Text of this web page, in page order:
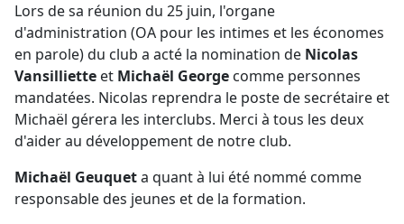
Lors de sa réunion du 25 juin, l'organe
d'administration (OA pour les intimes et les économes
en parole) du club a acté la nomination de Nicolas
Vansilliette et Michaël George comme personnes
mandatées. Nicolas reprendra le poste de secrétaire et
Michaël gérera les interclubs. Merci à tous les deux
d'aider au développement de notre club.
Michaël Geuqueta quant à lui été nommé comme
responsable des jeunes et de la formation.